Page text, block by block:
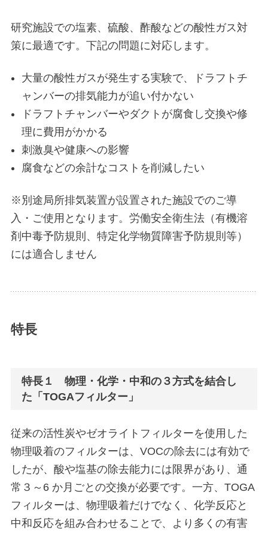
研究施設での塩素、硫酸、酢酸などの酸性ガス対
策に最適です。下記の問題に対応します。
大量の酸性ガスが発生する実験で、ドラフトチ
ャンバーの排気能力が追い付かない
ドラフトチャンバーやダクトが腐食し交換や修
理に費用がかかる
刺激臭や健康への影響
腐食などの余計なコストを削減したい
※別途局所排気装置が設置された施設でのご導
入・ご使用となります。労働安全衛生法（有機溶
剤中毒予防規則、特定化学物質障害予防規則等）
には適合しません
特長
特長１ 物理・化学・中和の３方式を結合し
た「TOGAフィルター」
従来の活性炭やゼオライトフィルターを使用した
物理吸着のフィルターは、VOCの除去には有効で
したが、酸や塩基の除去能力には限界があり、通
常３～6 か月ごとの交換が必要です。一方、TOGA
フィルターは、物理吸着だけでなく、化学反応と
中和反応を組み合わせることで、より多くの有害